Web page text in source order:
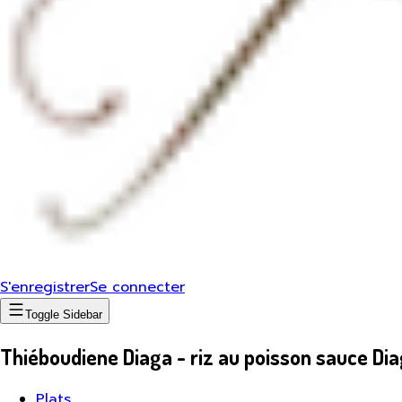
S'enregistrerSe connecter
Toggle Sidebar
Thiéboudiene Diaga - riz au poisson sauce